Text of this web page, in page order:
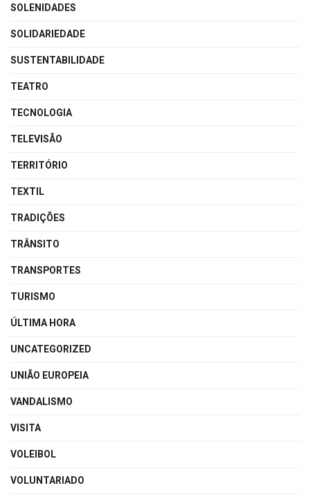
SOLENIDADES
SOLIDARIEDADE
SUSTENTABILIDADE
TEATRO
TECNOLOGIA
TELEVISÃO
TERRITÓRIO
TEXTIL
TRADIÇÕES
TRÂNSITO
TRANSPORTES
TURISMO
ÚLTIMA HORA
UNCATEGORIZED
UNIÃO EUROPEIA
VANDALISMO
VISITA
VOLEIBOL
VOLUNTARIADO